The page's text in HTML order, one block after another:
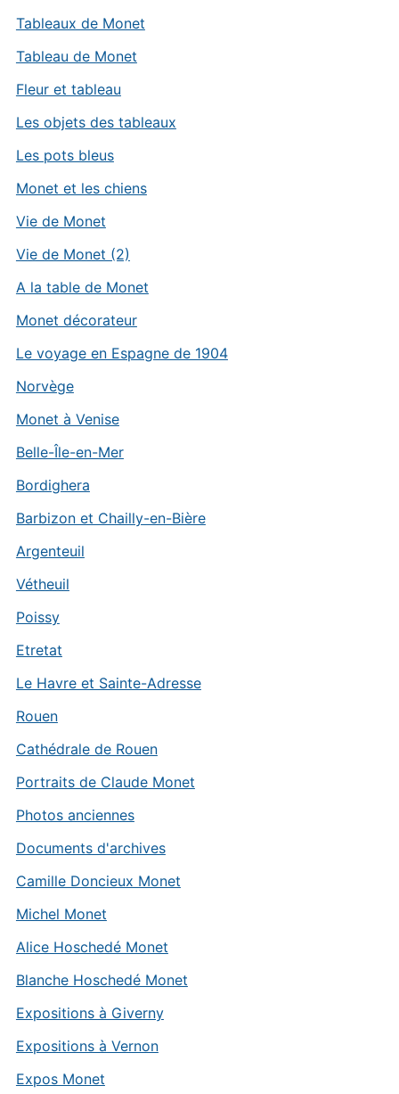
Tableaux de Monet
Tableau de Monet
Fleur et tableau
Les objets des tableaux
Les pots bleus
Monet et les chiens
Vie de Monet
Vie de Monet (2)
A la table de Monet
Monet décorateur
Le voyage en Espagne de 1904
Norvège
Monet à Venise
Belle-Île-en-Mer
Bordighera
Barbizon et Chailly-en-Bière
Argenteuil
Vétheuil
Poissy
Etretat
Le Havre et Sainte-Adresse
Rouen
Cathédrale de Rouen
Portraits de Claude Monet
Photos anciennes
Documents d'archives
Camille Doncieux Monet
Michel Monet
Alice Hoschedé Monet
Blanche Hoschedé Monet
Expositions à Giverny
Expositions à Vernon
Expos Monet